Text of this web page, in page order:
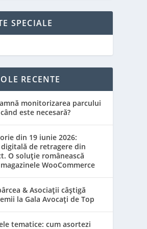
SPECIALE
RECENTE
monitorizarea parcului
este necesară?
din 19 iunie 2026:
de retragere din
O soluție românească
WooCommerce
& Asociații câștigă
la Gala Avocați de Top
tematice: cum asortezi